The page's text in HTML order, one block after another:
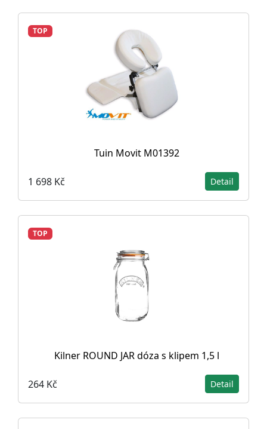
TOP
Tuin Movit M01392
1 698 Kč Detail
TOP
Kilner ROUND JAR dóza s klipem 1,5 l
264 Kč Detail